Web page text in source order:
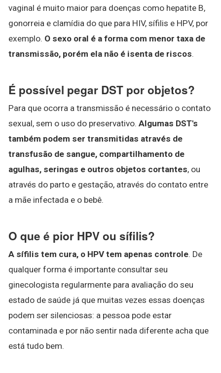
vaginal é muito maior para doenças como hepatite B,
gonorreia e clamídia do que para HIV, sífilis e HPV, por
exemplo. O sexo oral é a forma com menor taxa de
transmissão, porém ela não é isenta de riscos.
É possível pegar DST por objetos?
Para que ocorra a transmissão é necessário o contato
sexual, sem o uso do preservativo. Algumas DST's
também podem ser transmitidas através de
transfusão de sangue, compartilhamento de
agulhas, seringas e outros objetos cortantes, ou
através do parto e gestação, através do contato entre
a mãe infectada e o bebê.
O que é pior HPV ou sífilis?
A sífilis tem cura, o HPV tem apenas controle. De
qualquer forma é importante consultar seu
ginecologista regularmente para avaliação do seu
estado de saúde já que muitas vezes essas doenças
podem ser silenciosas: a pessoa pode estar
contaminada e por não sentir nada diferente acha que
está tudo bem.